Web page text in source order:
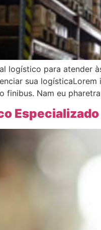
logístico para atender
sua
finibus. Nam eu